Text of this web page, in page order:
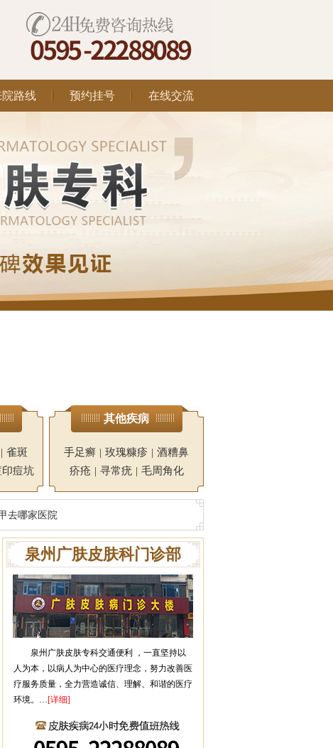
院路线 预约挂号 在线交流
| 雀斑
印痘坑
其他疾病
手足癣 | 玫瑰糠疹 | 酒糟鼻
疥疮 | 寻常疣 | 毛周角化
去哪家医院
泉州广肤皮肤科门诊部
泉州广肤皮肤专科交通便利 ，一直坚持以
人为本，以病人为中心的医疗理念，努力改善医
疗服务质量，全力营造诚信、理解、和谐的医疗
环境。…[详细]